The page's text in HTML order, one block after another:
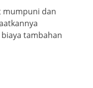
mumpuni dan
tambahan